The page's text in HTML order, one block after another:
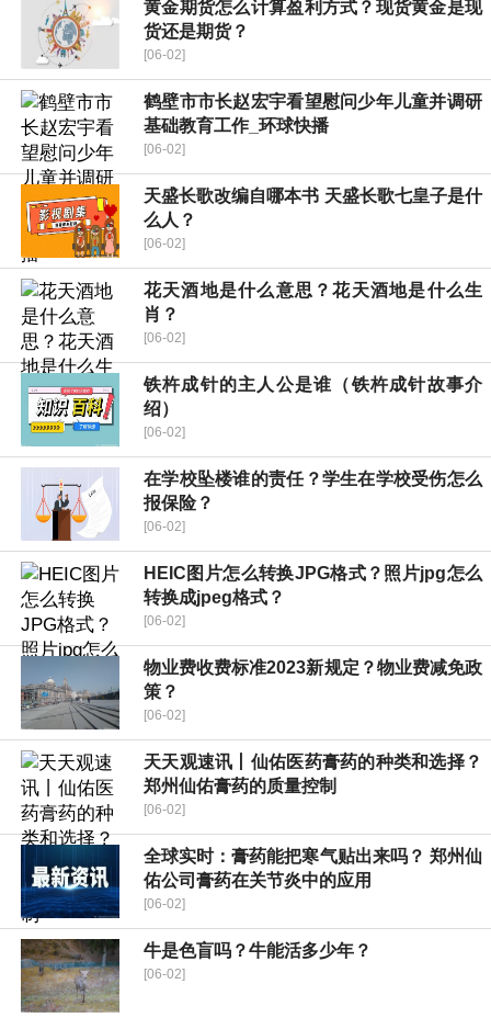
黄金期货怎么计算盈利方式？现货黄金是现
货还是期货？
[06-02]
鹤壁市市长赵宏宇看望慰问少年儿童并调研
基础教育工作_环球快播
[06-02]
天盛长歌改编自哪本书 天盛长歌七皇子是什
么人？
[06-02]
花天酒地是什么意思？花天酒地是什么生
肖？
[06-02]
铁杵成针的主人公是谁（铁杵成针故事介
绍）
[06-02]
在学校坠楼谁的责任？学生在学校受伤怎么
报保险？
[06-02]
HEIC图片怎么转换JPG格式？照片jpg怎么
转换成jpeg格式？
[06-02]
物业费收费标准2023新规定？物业费减免政
策？
[06-02]
天天观速讯丨仙佑医药膏药的种类和选择？
郑州仙佑膏药的质量控制
[06-02]
全球实时：膏药能把寒气贴出来吗？ 郑州仙
佑公司膏药在关节炎中的应用
[06-02]
牛是色盲吗？牛能活多少年？
[06-02]